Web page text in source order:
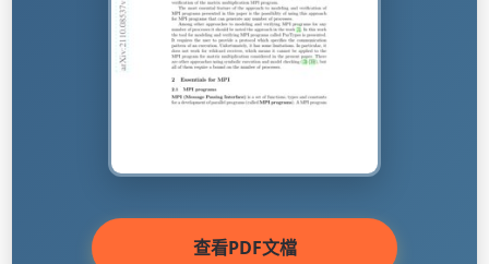
查看PDF文檔